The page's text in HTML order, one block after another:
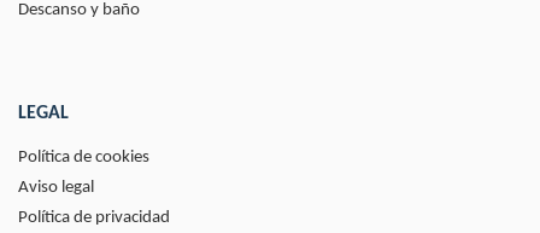
Descanso y baño
LEGAL
Política de cookies
Aviso legal
Política de privacidad